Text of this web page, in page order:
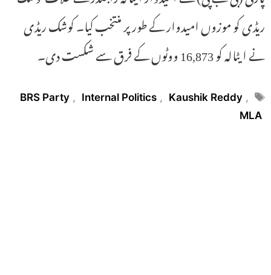
ریڈی کو موزوں امیدوار کے طور پر منتخب کیا۔ کوشک ریڈی
نے ایٹالہ کو 16,873 ووٹوں کے فرق سے شکست دی۔
Tags
BRS Party , Internal Politics , Kaushik Reddy ,
MLA